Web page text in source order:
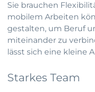
Sie brauchen
mobilem Arbeiten
gestalten, um Beruf
miteinander zu
lässt sich eine kleine
Starkes Team